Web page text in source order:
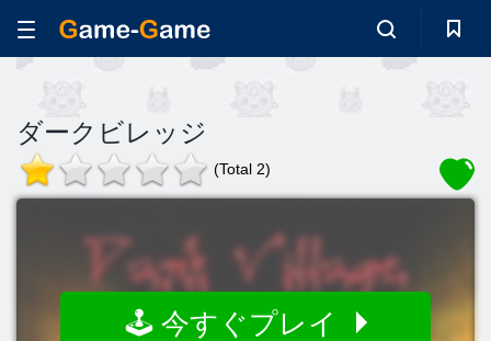
ダークビレッジ
(Total 2)
🕹️ 今すぐプレイ